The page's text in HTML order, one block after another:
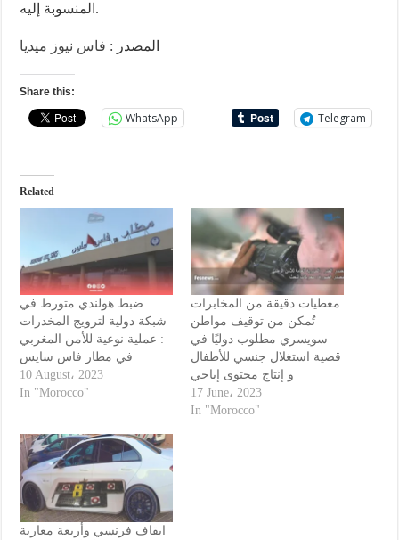
المنسوبة إليه.
المصدر : فاس نيوز ميديا
Share this:
WhatsApp Telegram
Related
ضبط هولندي متورط في
شبكة دولية لترويج المخدرات
: عملية نوعية للأمن المغربي
في مطار فاس سايس
10 August، 2023
In "Morocco"
معطيات دقيقة من المخابرات
تُمكن من توقيف مواطن
سويسري مطلوب دوليًا في
قضية استغلال جنسي للأطفال
و إنتاج محتوى إباحي
17 June، 2023
In "Morocco"
ايقاف فرنسي وأربعة مغاربة